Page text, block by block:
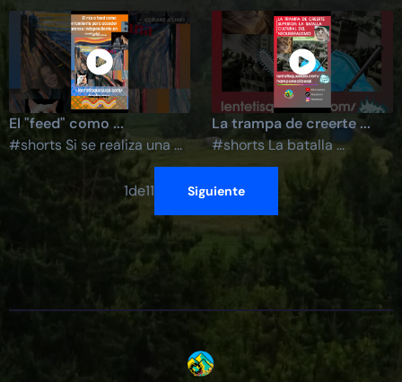
El "feed" como ...
#shorts Si se realiza una ...
La trampa de creerte ...
#shorts La batalla ...
1de11 Siguiente